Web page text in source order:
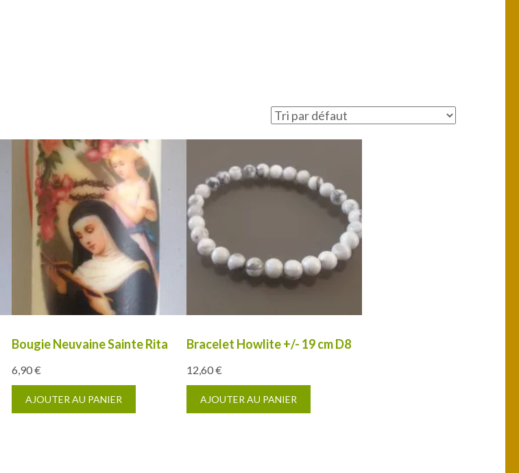
Bougie Neuvaine Sainte Rita
6,90€
AJOUTER AU PANIER
Bracelet Howlite +/- 19 cm D8
12,60€
AJOUTER AU PANIER